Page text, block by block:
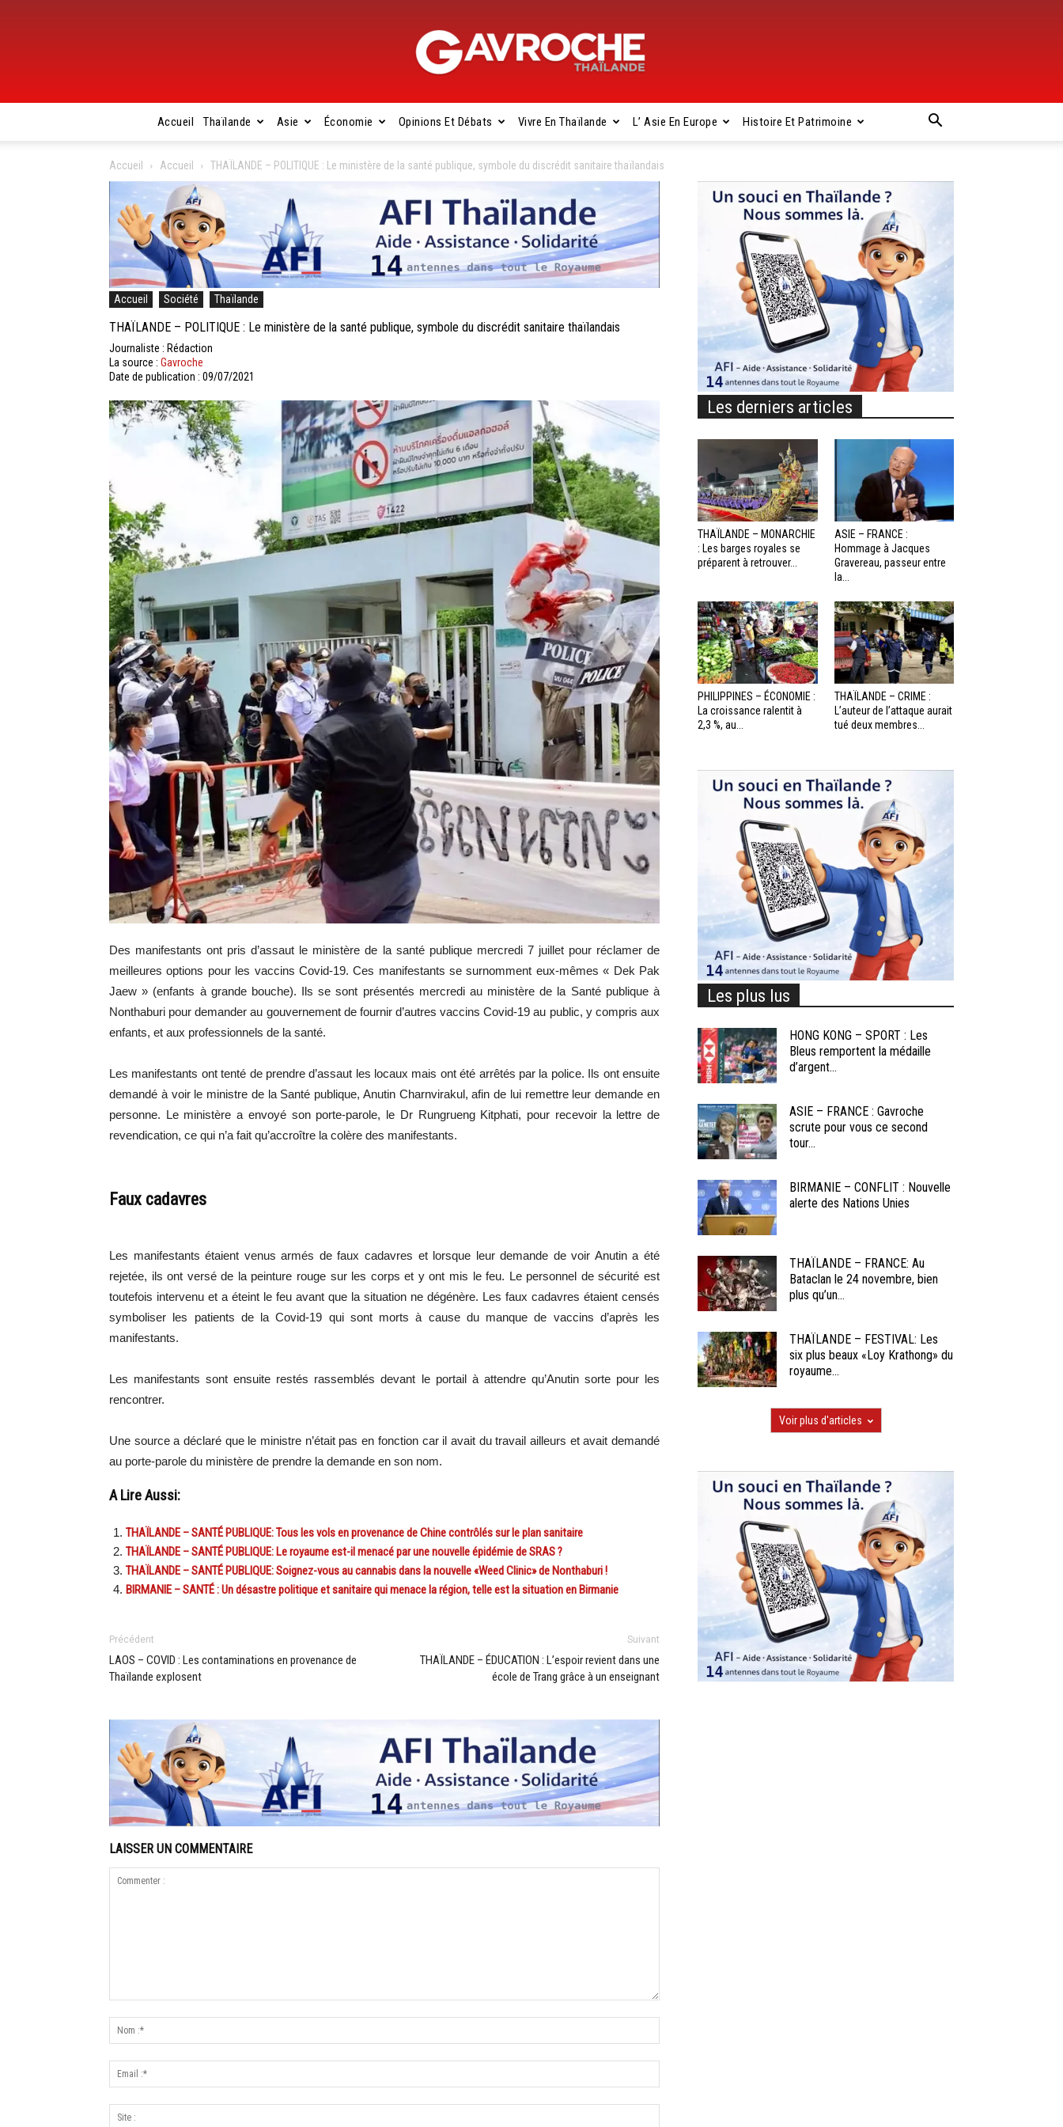
Gavroche
Thaïlande
Accueil Thaïlande Asie Économie Opinions Et Débats Vivre En Thaïlande L’ Asie En Europe Histoire Et Patrimoine
Accueil Accueil THAÏLANDE – POLITIQUE : Le ministère de la santé publique, symbole du discrédit sanitaire thaïlandais
Accueil Société Thaïlande
THAÏLANDE – POLITIQUE : Le ministère de la santé publique, symbole du discrédit sanitaire thaïlandais
Journaliste : Rédaction
La source : Gavroche
Date de publication : 09/07/2021
Des manifestants ont pris d’assaut le ministère de la santé publique mercredi 7 juillet pour réclamer de
meilleures options pour les vaccins Covid-19. Ces manifestants se surnomment eux-mêmes « Dek Pak
Jaew » (enfants à grande bouche). Ils se sont présentés mercredi au ministère de la Santé publique à
Nonthaburi pour demander au gouvernement de fournir d’autres vaccins Covid-19 au public, y compris aux
enfants, et aux professionnels de la santé.
Les manifestants ont tenté de prendre d’assaut les locaux mais ont été arrêtés par la police. Ils ont ensuite
demandé à voir le ministre de la Santé publique, Anutin Charnvirakul, afin de lui remettre leur demande en
personne. Le ministère a envoyé son porte-parole, le Dr Rungrueng Kitphati, pour recevoir la lettre de
revendication, ce qui n’a fait qu’accroître la colère des manifestants.
Faux cadavres
Les manifestants étaient venus armés de faux cadavres et lorsque leur demande de voir Anutin a été
rejetée, ils ont versé de la peinture rouge sur les corps et y ont mis le feu. Le personnel de sécurité est
toutefois intervenu et a éteint le feu avant que la situation ne dégénère. Les faux cadavres étaient censés
symboliser les patients de la Covid-19 qui sont morts à cause du manque de vaccins d’après les
manifestants.
Les manifestants sont ensuite restés rassemblés devant le portail à attendre qu’Anutin sorte pour les
rencontrer.
Une source a déclaré que le ministre n’était pas en fonction car il avait du travail ailleurs et avait demandé
au porte-parole du ministère de prendre la demande en son nom.
A Lire Aussi:
THAÏLANDE – SANTÉ PUBLIQUE: Tous les vols en provenance de Chine contrôlés sur le plan sanitaire
THAÏLANDE – SANTÉ PUBLIQUE: Le royaume est-il menacé par une nouvelle épidémie de SRAS ?
THAÏLANDE – SANTÉ PUBLIQUE: Soignez-vous au cannabis dans la nouvelle «Weed Clinic» de Nonthaburi !
BIRMANIE – SANTÉ : Un désastre politique et sanitaire qui menace la région, telle est la situation en Birmanie
Précédent
LAOS – COVID : Les contaminations en provenance de
Thaïlande explosent
Suivant
THAÏLANDE – ÉDUCATION : L’espoir revient dans une
école de Trang grâce à un enseignant
LAISSER UN COMMENTAIRE
Les derniers articles
THAÏLANDE – MONARCHIE
: Les barges royales se
préparent à retrouver...
ASIE – FRANCE :
Hommage à Jacques
Gravereau, passeur entre
la...
PHILIPPINES – ÉCONOMIE :
La croissance ralentit à
2,3 %, au...
THAÏLANDE – CRIME :
L’auteur de l’attaque aurait
tué deux membres...
Les plus lus
HONG KONG – SPORT : Les
Bleus remportent la médaille
d’argent...
ASIE – FRANCE : Gavroche
scrute pour vous ce second
tour...
BIRMANIE – CONFLIT : Nouvelle
alerte des Nations Unies
THAÏLANDE – FRANCE: Au
Bataclan le 24 novembre, bien
plus qu’un...
THAÏLANDE – FESTIVAL: Les
six plus beaux «Loy Krathong» du
royaume...
Voir plus d'articles